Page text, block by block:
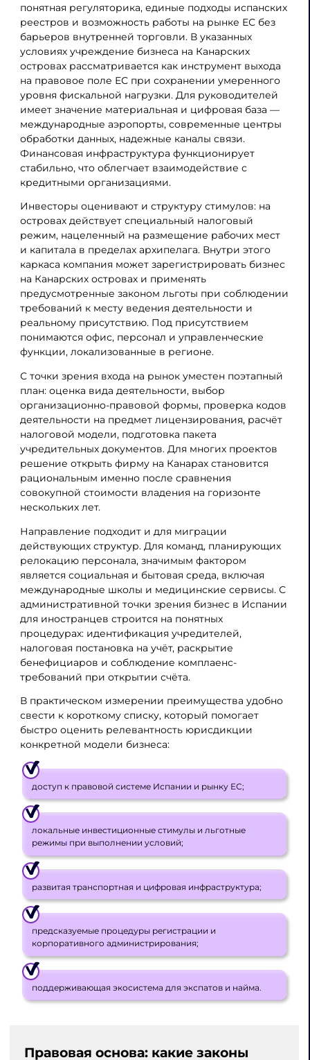
понятная регуляторика, единые подходы испанских
реестров и возможность работы на рынке ЕС без
барьеров внутренней торговли. В указанных
условиях учреждение бизнеса на Канарских
островах рассматривается как инструмент выхода
на правовое поле ЕС при сохранении умеренного
уровня фискальной нагрузки. Для руководителей
имеет значение материальная и цифровая база —
международные аэропорты, современные центры
обработки данных, надежные каналы связи.
Финансовая инфраструктура функционирует
стабильно, что облегчает взаимодействие с
кредитными организациями.
Инвесторы оценивают и структуру стимулов: на
островах действует специальный налоговый
режим, нацеленный на размещение рабочих мест
и капитала в пределах архипелага. Внутри этого
каркаса компания может зарегистрировать бизнес
на Канарских островах и применять
предусмотренные законом льготы при соблюдении
требований к месту ведения деятельности и
реальному присутствию. Под присутствием
понимаются офис, персонал и управленческие
функции, локализованные в регионе.
С точки зрения входа на рынок уместен поэтапный
план: оценка вида деятельности, выбор
организационно-правовой формы, проверка кодов
деятельности на предмет лицензирования, расчёт
налоговой модели, подготовка пакета
учредительных документов. Для многих проектов
решение открыть фирму на Канарах становится
рациональным именно после сравнения
совокупной стоимости владения на горизонте
нескольких лет.
Направление подходит и для миграции
действующих структур. Для команд, планирующих
релокацию персонала, значимым фактором
является социальная и бытовая среда, включая
международные школы и медицинские сервисы. С
административной точки зрения бизнес в Испании
для иностранцев строится на понятных
процедурах: идентификация учредителей,
налоговая постановка на учёт, раскрытие
бенефициаров и соблюдение комплаенс-
требований при открытии счёта.
В практическом измерении преимущества удобно
свести к короткому списку, который помогает
быстро оценить релевантность юрисдикции
конкретной модели бизнеса:
доступ к правовой системе Испании и рынку ЕС;
локальные инвестиционные стимулы и льготные
режимы при выполнении условий;
развитая транспортная и цифровая инфраструктура;
предсказуемые процедуры регистрации и
корпоративного администрирования;
поддерживающая экосистема для экспатов и найма.
Правовая основа: какие законы